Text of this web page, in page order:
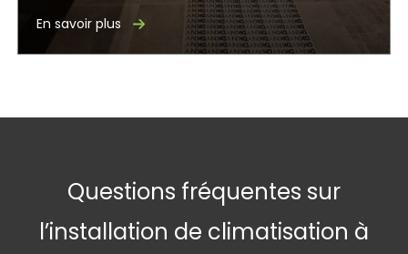
En savoir plus
Questions fréquentes sur
l’installation de climatisation à